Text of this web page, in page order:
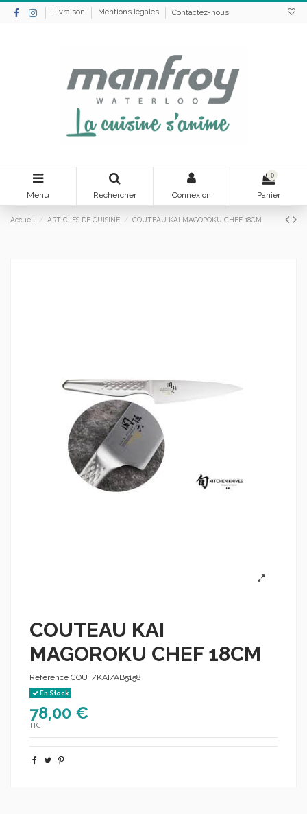
Livraison Mentions légales Contactez-nous
Menu Rechercher Connexion
0
Panier
Accueil ARTICLES DE CUISINE COUTEAU KAI MAGOROKU CHEF 18CM
COUTEAU KAI
MAGOROKU CHEF 18CM
Référence COUT/KAI/AB5158
En Stock
78,00 €
TTC